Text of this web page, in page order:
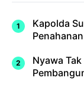
Kapolda
Nyawa